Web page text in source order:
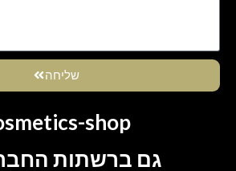
שליחה
shop
גם ברשתות